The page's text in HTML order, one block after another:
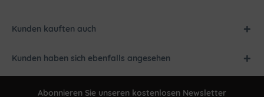
Kunden kauften auch
Kunden haben sich ebenfalls angesehen
Abonnieren Sie unseren kostenlosen Newsletter